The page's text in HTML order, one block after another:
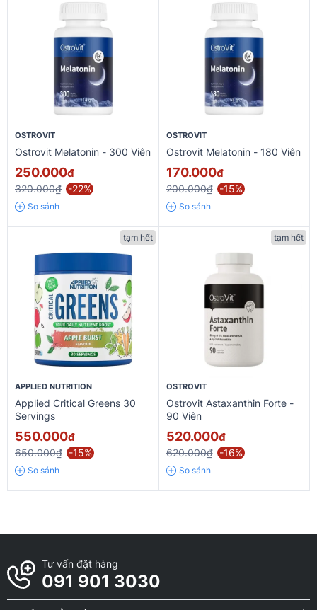
OSTROVIT
Ostrovit Melatonin - 300 Viên
250.000đ
320.000₫ -22%
So sánh
OSTROVIT
Ostrovit Melatonin - 180 Viên
170.000đ
200.000₫ -15%
So sánh
tạm hết
APPLIED NUTRITION
Applied Critical Greens 30
Servings
550.000đ
650.000₫ -15%
So sánh
tạm hết
OSTROVIT
Ostrovit Astaxanthin Forte -
90 Viên
520.000đ
620.000₫ -16%
So sánh
Tư vấn đặt hàng
091 901 3030